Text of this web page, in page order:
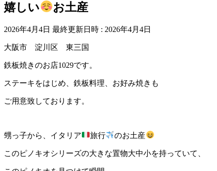
嬉しい お土産
2026年4月4日 最終更新日時 : 2026年4月4日
大阪市 淀川区 東三国
鉄板焼きのお店1029です。
ステーキをはじめ、鉄板料理、お好み焼きも
ご用意致しております。
甥っ子から、イタリア 旅行 のお土産
このピノキオシリーズの大きな置物大中小を持っていて、